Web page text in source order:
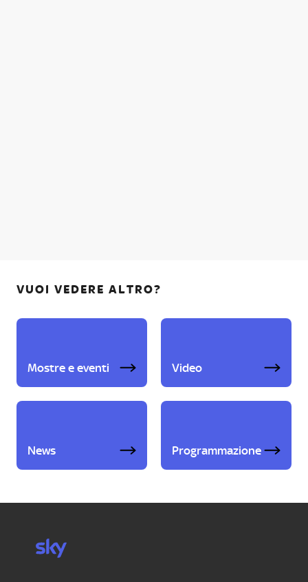
VUOI VEDERE ALTRO?
Mostre e eventi Video
News Programmazione